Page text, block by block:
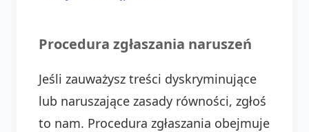
Procedura zgłaszania naruszeń
Jeśli zauważysz treści dyskryminujące
lub naruszające zasady równości, zgłoś
to nam. Procedura zgłaszania obejmuje